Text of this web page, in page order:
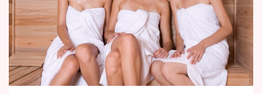
Seriály
Horoskopy
Sledujte prima+